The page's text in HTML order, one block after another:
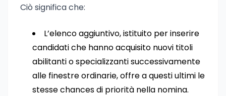
Ciò significa che:
L’elenco aggiuntivo, istituito per inserire
candidati che hanno acquisito nuovi titoli
abilitanti o specializzanti successivamente
alle finestre ordinarie, offre a questi ultimi le
stesse chances di priorità nella nomina.